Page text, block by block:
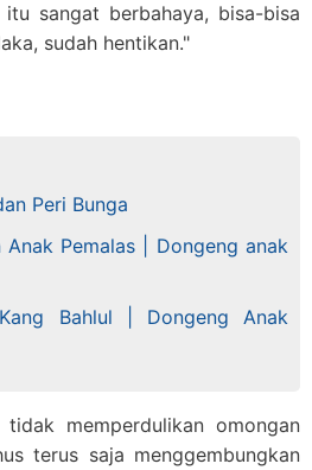
sangat berbahaya, bisa-bisa
sudah hentikan."
Peri Bunga
Anak Pemalas | Dongeng anak
Bahlul | Dongeng Anak
memperdulikan omongan
terus saja menggembungkan